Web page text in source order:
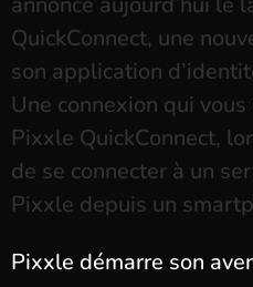
QuickConnect, une
son application
Une connexion qui
Pixxle QuickConnect,
de se connecter à un
Pixxle depuis un
Pixxle démarre son